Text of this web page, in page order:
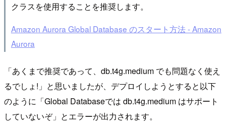
クラスを使用することを推奨します。
Amazon Aurora Global Database のスタート方法 - Amazon
Aurora
「あくまで推奨であって、db.t4g.medium でも問題なく使え
るでしょ!」と思いましたが、デプロイしようとすると以下
のように「Global Databaseでは db.t4g.medium はサポート
していないぞ」とエラーが出力されます。